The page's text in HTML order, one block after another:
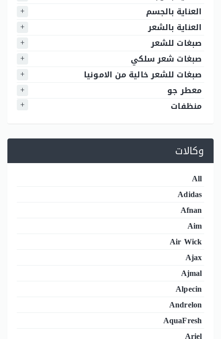
العناية بالجسم
العناية بالشعر
صبغات للشعر
صبغات شعر سلكي
صبغات للشعر خالية من الامونيا
معطر جو
منظفات
وكالات
All
Adidas
Afnan
Aim
Air Wick
Ajax
Ajmal
Alpecin
Andrelon
AquaFresh